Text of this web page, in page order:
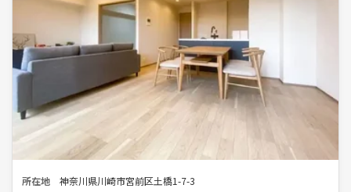
所在地
神奈川県川崎市宮前区土橋1-7-3